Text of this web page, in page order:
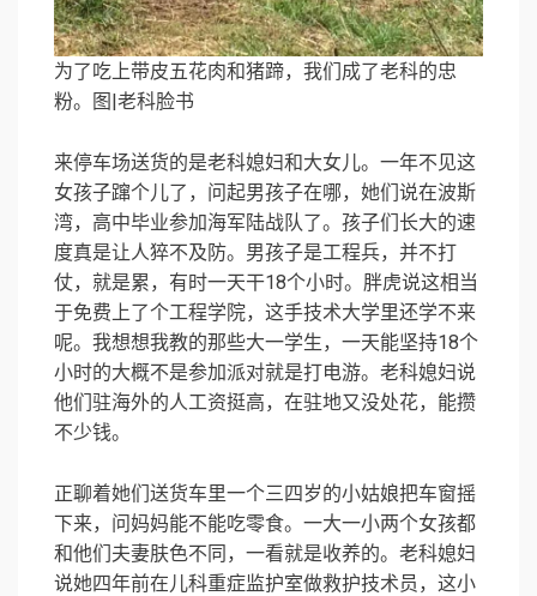
为了吃上带皮五花肉和猪蹄，我们成了老科的忠
粉。图|老科脸书
来停车场送货的是老科媳妇和大女儿。一年不见这
女孩子蹿个儿了，问起男孩子在哪，她们说在波斯
湾，高中毕业参加海军陆战队了。孩子们长大的速
度真是让人猝不及防。男孩子是工程兵，并不打
仗，就是累，有时一天干18个小时。胖虎说这相当
于免费上了个工程学院，这手技术大学里还学不来
呢。我想想我教的那些大一学生，一天能坚持18个
小时的大概不是参加派对就是打电游。老科媳妇说
他们驻海外的人工资挺高，在驻地又没处花，能攒
不少钱。
正聊着她们送货车里一个三四岁的小姑娘把车窗摇
下来，问妈妈能不能吃零食。一大一小两个女孩都
和他们夫妻肤色不同，一看就是收养的。老科媳妇
说她四年前在儿科重症监护室做救护技术员，这小